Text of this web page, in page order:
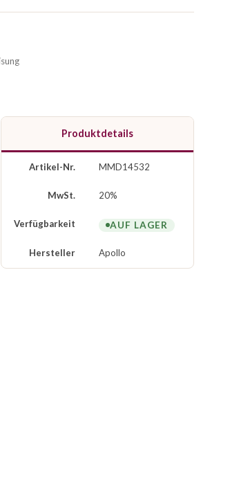
Produktdetails
Artikel-Nr. MMD14532
MwSt. 20%
Verfügbarkeit AUF LAGER
Hersteller Apollo